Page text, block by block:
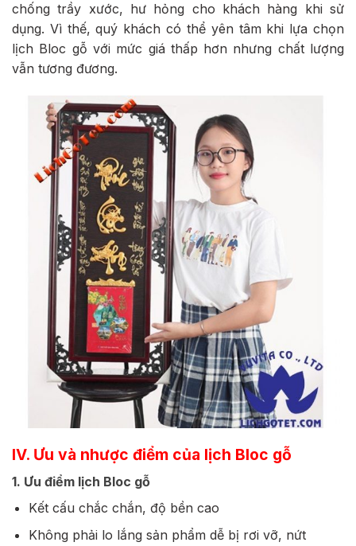
chống trầy xước, hư hỏng cho khách hàng khi sử
dụng. Vì thế, quý khách có thể yên tâm khi lựa chọn
lịch Bloc gỗ với mức giá thấp hơn nhưng chất lượng
vẫn tương đương.
IV. Ưu và nhược điểm của lịch Bloc gỗ
1. Ưu điểm lịch Bloc gỗ
Kết cấu chắc chắn, độ bền cao
Không phải lo lắng sản phẩm dễ bị rơi vỡ, nứt